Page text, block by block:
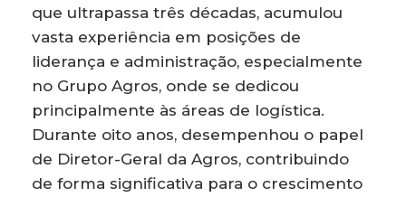
que ultrapassa três décadas, acumulou
vasta experiência em posições de
liderança e administração, especialmente
no Grupo Agros, onde se dedicou
principalmente às áreas de logística.
Durante oito anos, desempenhou o papel
de Diretor-Geral da Agros, contribuindo
de forma significativa para o crescimento